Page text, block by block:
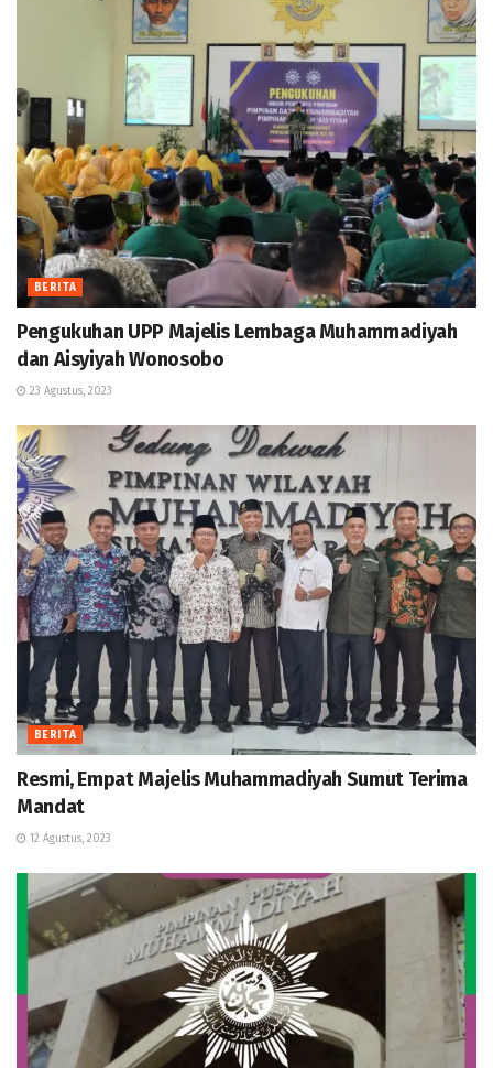
BERITA
Pengukuhan UPP Majelis Lembaga Muhammadiyah
dan Aisyiyah Wonosobo
23 Agustus, 2023
BERITA
Resmi, Empat Majelis Muhammadiyah Sumut Terima
Mandat
12 Agustus, 2023